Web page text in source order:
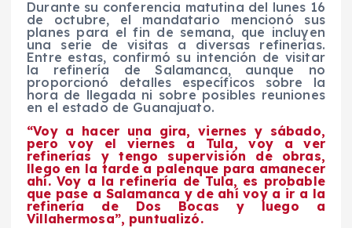
Durante su conferencia matutina del lunes 16
de octubre, el mandatario mencionó sus
planes para el fin de semana, que incluyen
una serie de visitas a diversas refinerías.
Entre estas, confirmó su intención de visitar
la refinería de Salamanca, aunque no
proporcionó detalles específicos sobre la
hora de llegada ni sobre posibles reuniones
en el estado de Guanajuato.
“Voy a hacer una gira, viernes y sábado,
pero voy el viernes a Tula, voy a ver
refinerías y tengo supervisión de obras,
llego en la tarde a palenque para amanecer
ahí. Voy a la refinería de Tula, es probable
que pase a Salamanca y de ahí voy a ir a la
refinería de Dos Bocas y luego a
Villahermosa”, puntualizó.